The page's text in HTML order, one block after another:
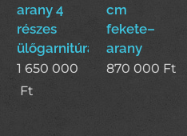
arany 4
részes
ülőgarnitúra
1 650 000
Ft
cm
fekete–
arany
870 000 Ft